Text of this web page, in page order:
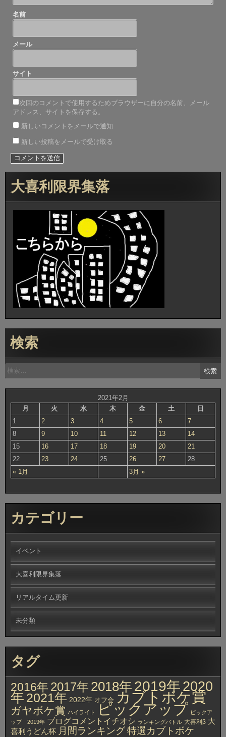
名前
メール
サイト
次回のコメントで使用するためブラウザーに自分の名前、メール
アドレス、サイトを保存する。
新しいコメントをメールで通知
新しい投稿をメールで受け取る
大喜利限界集落
検索
検
索:
2021年2月
月
火 水 木 金 土 日
« 1月 3月 »
1 2 3 4 5 6
7
8
9 10 11 12 13
14
15
16 17 18 19 20
21
22
23 24 25 26 27 28
カテゴリー
イベント
大喜利限界集落
リアルタイム更新
未分類
タグ
2016年 2017年 2018年 2019年2020
年 2021年 2022年 オフ会 カブトボケ賞
ガヤボケ賞 ハイライト ピックアップ ピックア
ップ 2019年 ブログコメントイチオシ ランキングバトル 大喜利β 大
喜利うどん杯 月間ランキング特選カブトボケ